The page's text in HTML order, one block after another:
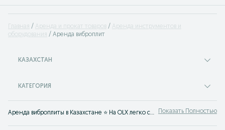
Главная Аренда и прокат товаров
Аренда инструментов и
оборудования
Аренда виброплит
КАЗАХСТАН
КАТЕГОРИЯ
Аренда виброплиты в Казахстане ⭐ На OLX легко сдать или взять напрокат бензиновую либо электрическую виброплиту по выгодной цене ⚡ Заходи на OLX.kz! Показать Полностью